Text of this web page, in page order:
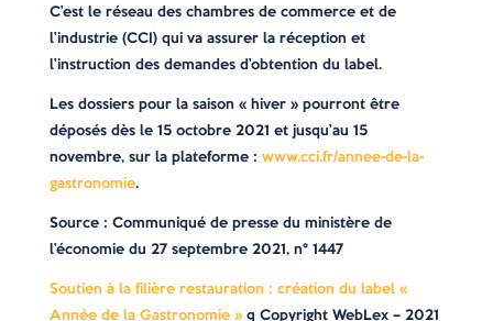
C’est le réseau des chambres de commerce et de
l’industrie (CCI) qui va assurer la réception et
l’instruction des demandes d’obtention du label.
Les dossiers pour la saison « hiver » pourront être
déposés dès le 15 octobre 2021 et jusqu’au 15
novembre, sur la plateforme : www.cci.fr/annee-de-la-
gastronomie.
Source : Communiqué de presse du ministère de
l’économie du 27 septembre 2021, n° 1447
Soutien à la filière restauration : création du label «
Année de la Gastronomie »© Copyright WebLex – 2021